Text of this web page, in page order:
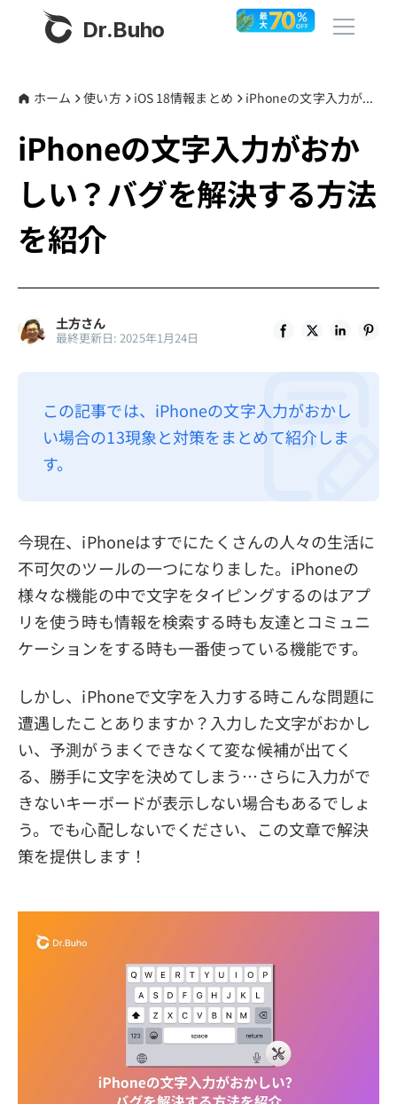
Dr.Buho
製品
BuhoCleaner
BuhoRepair
BuhoLaunchpad
ストア
その他
プライバシーポリシー
ホーム 使い方 iOS 18情報まとめ iPhoneの文字入力がおかしい？バグを解決する方法を紹介
iPhoneの文字入力がおか
しい？バグを解決する方法
を紹介
土方さん
最終更新日: 2025年1月24日
この記事では、iPhoneの文字入力がおかし
い場合の13現象と対策をまとめて紹介しま
す。
今現在、iPhoneはすでにたくさんの人々の生活に
不可欠のツールの一つになりました。iPhoneの
様々な機能の中で文字をタイピングするのはアプ
リを使う時も情報を検索する時も友達とコミュニ
ケーションをする時も一番使っている機能です。
しかし、iPhoneで文字を入力する時こんな問題に
遭遇したことありますか？入力した文字がおかし
い、予測がうまくできなくて変な候補が出てく
る、勝手に文字を決めてしまう…さらに入力がで
きないキーボードが表示しない場合もあるでしょ
う。でも心配しないでください、この文章で解決
策を提供します！